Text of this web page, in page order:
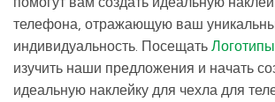
телефона, отражающую ваш
индивидуальность. Посещать
изучить наши предложения и начать
идеальную наклейку для чехла для